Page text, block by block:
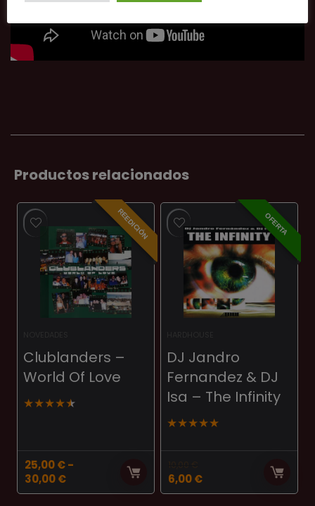
Productos relacionados
REEDICIÓN
Clublanders ‎–
World Of Love
★★★★★
25,00€-
30,00€Rango
de
OFERTA
DJ Jandro
Fernandez & DJ
Isa ‎– The Infinity
★★★★★
10,00 €
El
precio
6,00€El
precio